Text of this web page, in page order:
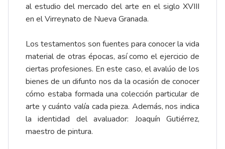
al estudio del mercado del arte en el siglo XVIII
en el Virreynato de Nueva Granada.
Los testamentos son fuentes para conocer la vida
material de otras épocas, así como el ejercicio de
ciertas profesiones. En este caso, el avalúo de los
bienes de un difunto nos da la ocasión de conocer
cómo estaba formada una colección particular de
arte y cuánto valía cada pieza. Además, nos indica
la identidad del avaluador: Joaquín Gutiérrez,
maestro de pintura.